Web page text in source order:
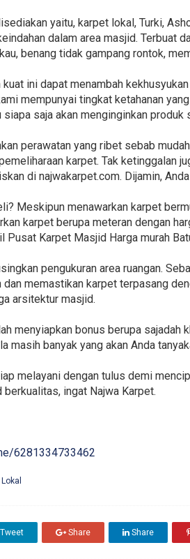
yaitu, karpet lokal, Turki,
dalam area masjid.
benang tidak gampang rontok,
kuat ini dapat menambah
mempunyai tingkat ketahanan
siapa saja akan menginginkan
perawatan yang ribet sebab
karpet. Tak ketinggalan
di najwakarpet.com. Dijamin,
Meskipun menawarkan karpet
karpet berupa meteran dengan
Karpet Masjid Harga murah
pengukuran area ruangan.
dan memastikan karpet terpasang
arsitektur masjid.
menyiapkan bonus berupa
masih banyak yang akan Anda
melayani dengan tulus demi
ingat Najwa Karpet.
6281334733462
Tweet Share Share